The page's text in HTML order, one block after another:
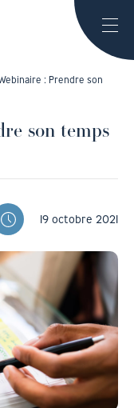
: Prendre son
son temps
19 octobre 2021